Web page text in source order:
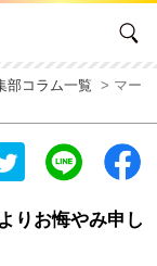
部コラム一覧
> マー
りお悔やみ申し